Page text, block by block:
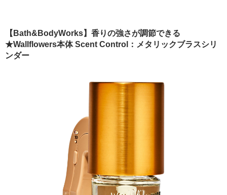
【Bath&BodyWorks】香りの強さが調節できる
★Wallflowers本体 Scent Control：メタリックブラスシリ
ンダー